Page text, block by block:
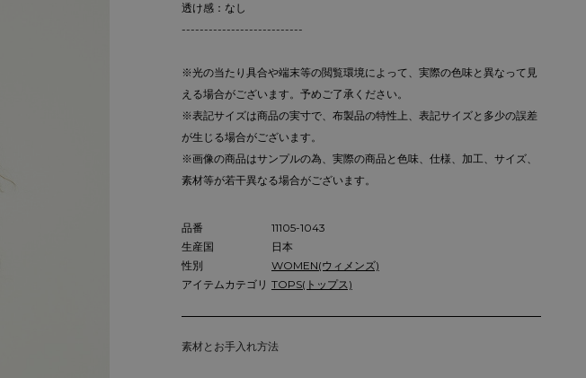
透け感：なし
---------------------------
※光の当たり具合や端末等の閲覧環境によって、実際の色味と異なって見
える場合がございます。予めご了承ください。
※表記サイズは商品の実寸で、布製品の特性上、表記サイズと多少の誤差
が生じる場合がございます。
※画像の商品はサンプルの為、実際の商品と色味、仕様、加工、サイズ、
素材等が若干異なる場合がございます。
品番
11105-1043
生産国
日本
性別
WOMEN(ウィメンズ)
アイテムカテゴリ TOPS(トップス)
素材とお手入れ方法